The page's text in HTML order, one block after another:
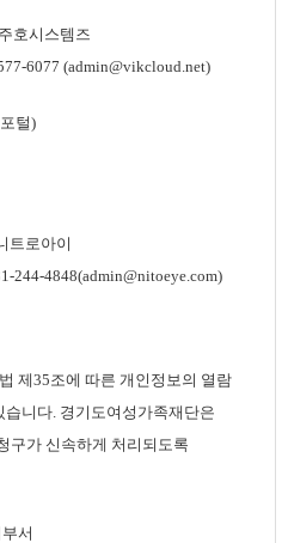
주호시스템즈
6077 (admin@vikcloud.net)
털)
트로아이
244-4848(admin@nitoeye.com)
제35조에 따른 개인정보의 열람
니다. 경기도여성가족재단은
구가 신속하게 처리되도록
서